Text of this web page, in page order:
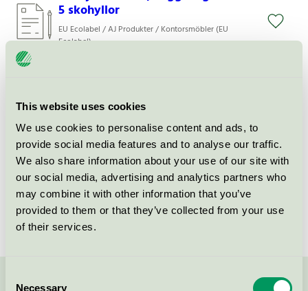
This website uses cookies
We use cookies to personalise content and ads, to
provide social media features and to analyse our traffic.
We also share information about your use of our site with
our social media, advertising and analytics partners who
may combine it with other information that you’ve
provided to them or that they’ve collected from your use
of their services.
Necessary
5 skohyllor
EU Ecolabel / AJ Produkter / Kontorsmöbler (EU
Ecolabel)
med 10 skohyllor
EU Ecolabel / AJ Produkter / Kontorsmöbler (EU
Ecolabel)
Skohylla ENTRY, vägghängd med
3 skohyllor
EU Ecolabel / AJ Produkter / Kontorsmöbler (EU
Ecolabel)